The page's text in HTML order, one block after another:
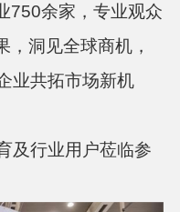
750余家，专业观众
洞见全球商机，
业共拓市场新机
及行业用户莅临参